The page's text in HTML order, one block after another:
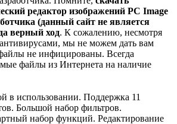
редактор изображений PC Image
(данный сайт не является
верный ход. К сожалению, несмотря
мы не можем дать вам
не инфицированы. Всегда
файлы из Интернета на наличие
в использовании. Поддержка 11
Большой набор фильтров.
набор функций. Редактирование